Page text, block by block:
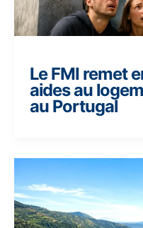
Le FMI remet
aides au
au Portugal